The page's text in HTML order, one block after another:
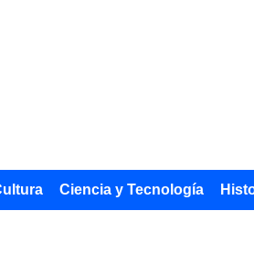
Ciencia y Tecnología